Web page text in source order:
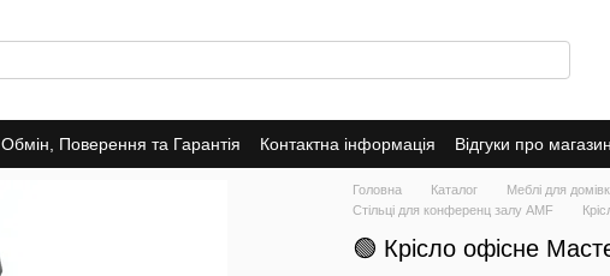
Обмін, Поверення та Гарантія Контактна інформація Відгуки про магазин
Головна Каталог Меблі для
Стільці для конференц залу AMF
🟢 Крісло офісне